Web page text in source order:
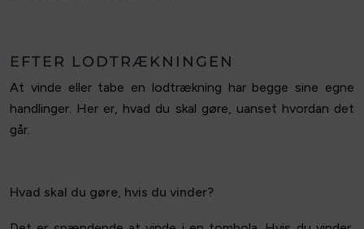
EFTER LODTRÆKNINGEN
At vinde eller tabe en lodtrækning har begge sine egne
handlinger. Her er, hvad du skal gøre, uanset hvordan det
går.
Hvad skal du gøre, hvis du vinder?